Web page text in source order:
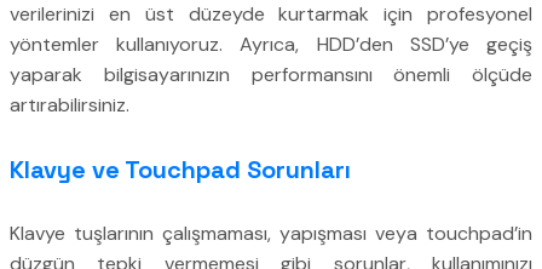
verilerinizi en üst düzeyde kurtarmak için profesyonel
yöntemler kullanıyoruz. Ayrıca, HDD’den SSD’ye geçiş
yaparak bilgisayarınızın performansını önemli ölçüde
artırabilirsiniz.
Klavye ve Touchpad Sorunları
Klavye tuşlarının çalışmaması, yapışması veya touchpad’in
düzgün tepki vermemesi gibi sorunlar, kullanımınızı